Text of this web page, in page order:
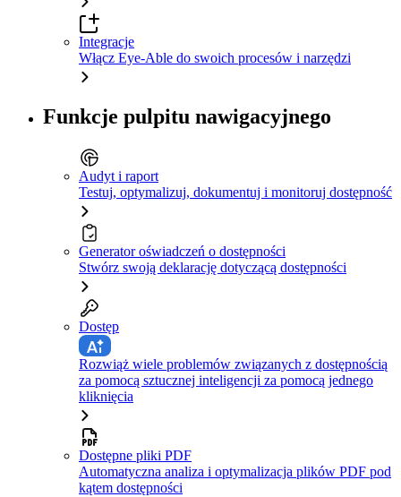
Integracje
Włącz Eye-Able do swoich procesów i narzędzi
Funkcje pulpitu nawigacyjnego
Audyt i raport
Testuj, optymalizuj, dokumentuj i monitoruj dostępność
Generator oświadczeń o dostępności
Stwórz swoją deklarację dotyczącą dostępności
Dostęp
Rozwiąż wiele problemów związanych z dostępnością
za pomocą sztucznej inteligencji za pomocą jednego
kliknięcia
Dostępne pliki PDF
Automatyczna analiza i optymalizacja plików PDF pod
kątem dostępności